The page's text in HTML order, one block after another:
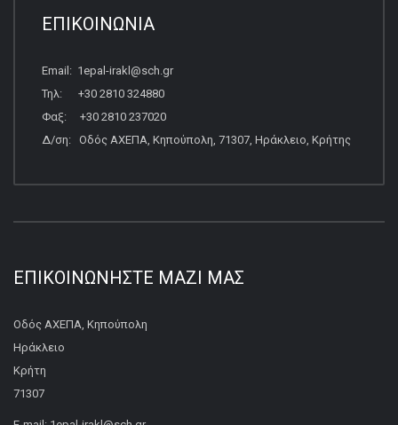
ΕΠΙΚΟΙΝΩΝΙΑ
Email: 1epal-irakl@sch.gr
Τηλ: +30 2810 324880
Φαξ: +30 2810 237020
Δ/ση: Οδός ΑΧΕΠΑ, Κηπούπολη, 71307, Ηράκλειο, Κρήτης
ΕΠΙΚΟΙΝΩΝΉΣΤΕ ΜΑΖΊ ΜΑΣ
Οδός ΑΧΕΠΑ, Κηπούπολη
Ηράκλειο
Κρήτη
71307